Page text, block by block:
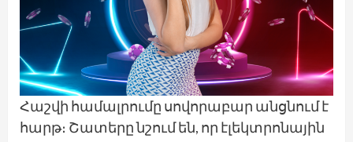
Հաշվի համալրումը սովորաբար անցնում է
հարթ։ Շատերը նշում են, որ էլեկտրոնային